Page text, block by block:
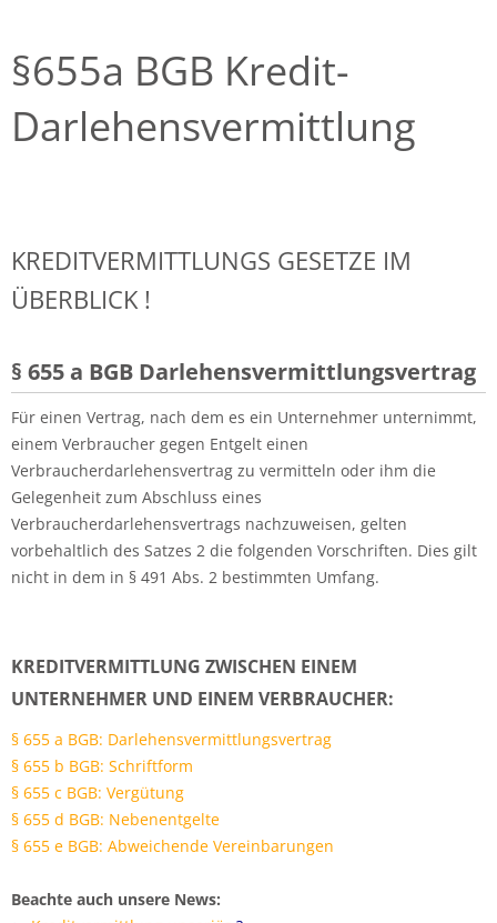
§655a BGB Kredit-
Darlehensvermittlung
KREDITVERMITTLUNGS GESETZE IM
ÜBERBLICK !
§ 655 a BGB Darlehensvermittlungsvertrag
Für einen Vertrag, nach dem es ein Unternehmer unternimmt,
einem Verbraucher gegen Entgelt einen
Verbraucherdarlehensvertrag zu vermitteln oder ihm die
Gelegenheit zum Abschluss eines
Verbraucherdarlehensvertrags nachzuweisen, gelten
vorbehaltlich des Satzes 2 die folgenden Vorschriften. Dies gilt
nicht in dem in § 491 Abs. 2 bestimmten Umfang.
KREDITVERMITTLUNG ZWISCHEN EINEM
UNTERNEHMER UND EINEM VERBRAUCHER:
§ 655 a BGB: Darlehensvermittlungsvertrag
§ 655 b BGB: Schriftform
§ 655 c BGB: Vergütung
§ 655 d BGB: Nebenentgelte
§ 655 e BGB: Abweichende Vereinbarungen
Beachte auch unsere News: